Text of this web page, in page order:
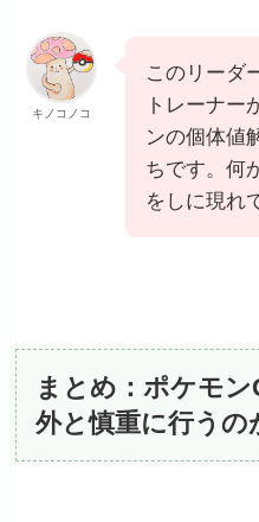
キノコノコ
このリーダ
トレーナー
ンの個体値
ちです。何
をしに現れ
まとめ：ポケモ
外と慎重に行うの